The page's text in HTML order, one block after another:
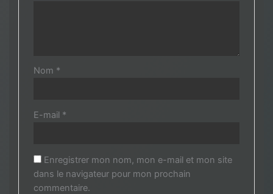
Nom *
E-mail *
Enregistrer mon nom, mon e-mail et mon site
dans le navigateur pour mon prochain
commentaire.